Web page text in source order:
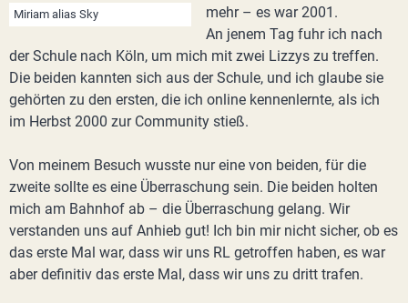
Miriam alias Sky
mehr – es war 2001.
An jenem Tag fuhr ich nach
der Schule nach Köln, um mich mit zwei Lizzys zu treffen.
Die beiden kannten sich aus der Schule, und ich glaube sie
gehörten zu den ersten, die ich online kennenlernte, als ich
im Herbst 2000 zur Community stieß.
Von meinem Besuch wusste nur eine von beiden, für die
zweite sollte es eine Überraschung sein. Die beiden holten
mich am Bahnhof ab – die Überraschung gelang. Wir
verstanden uns auf Anhieb gut! Ich bin mir nicht sicher, ob es
das erste Mal war, dass wir uns RL getroffen haben, es war
aber definitiv das erste Mal, dass wir uns zu dritt trafen.